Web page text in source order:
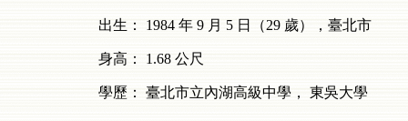
出生： 1984 年9 月 5 日（29 歲），臺北市
身高： 1.68 公尺
學歷： 臺北市立內湖高級中學， 東吳大學